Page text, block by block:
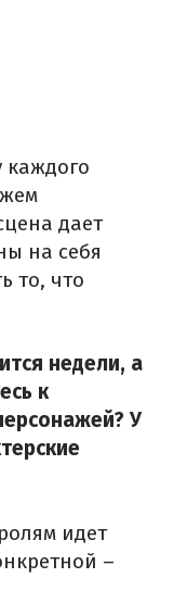
каждого
дает
на себя
то, что
недели, а
к
У
идет
–